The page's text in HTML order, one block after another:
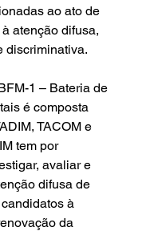
ao ato de
atenção difusa,
discriminativa.
1 – Bateria de
é composta
TACOM e
tem por
avaliar e
difusa de
à
da